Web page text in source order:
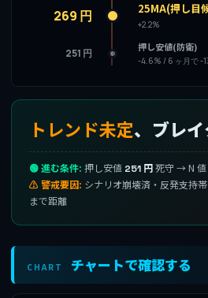
269 円 25MA(押し目
+2.2%
251 円 押し安値(防衛)
-4.6% / 6 ヶ月で -
トレンド未定、ブレイ
🟢 進む条件: 押し安値 251 円 死守 → N 値
⚠ 警戒要因: シナリオ崩壊済・反発支持
まで距離
CHART チャートで確認する